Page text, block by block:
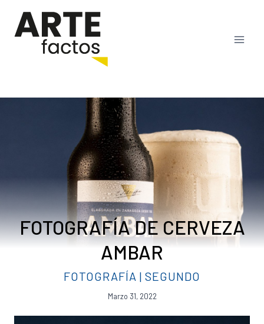
contenido
FOTOGRAFÍA DE CERVEZA
AMBAR
FOTOGRAFÍA | SEGUNDO
Marzo 31, 2022